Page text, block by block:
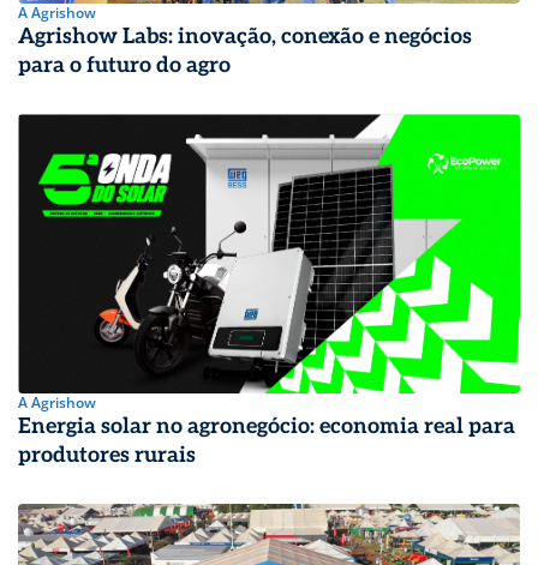
A Agrishow
Agrishow Labs: inovação, conexão e negócios
para o futuro do agro
A Agrishow
Energia solar no agronegócio: economia real para
produtores rurais